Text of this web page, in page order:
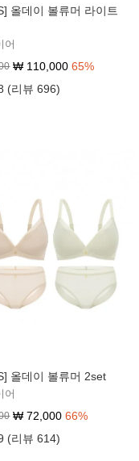
올데이 볼류머 라이트
어
₩ 110,000 65%
(리뷰 696)
올데이 볼류머 2set
어
₩72,000 66%
(리뷰 614)